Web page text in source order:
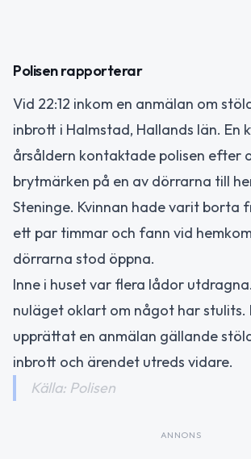
Polisen rapporterar
Vid 22:12 inkom en anmälan om
inbrott i Halmstad, Hallands län. En
årsåldern kontaktade polisen efter
brytmärken på en av dörrarna till
Steninge. Kvinnan hade varit borta
ett par timmar och fann vid
dörrarna stod öppna.
Inne i huset var flera lådor
nuläget oklart om något har stulits.
upprättat en anmälan gällande
inbrott och ärendet utreds vidare.
Källa: Polisen
ANNONS